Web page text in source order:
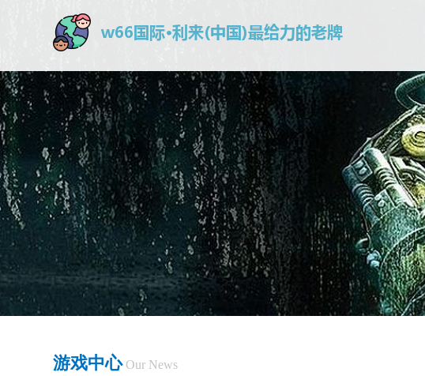
游戏中心 Our News